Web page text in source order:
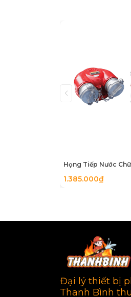
Xuất xứ
Bảo hành
3. Ứng
Khuôn viên
Tại Sao Nên
Việc sử dụng
83MEC, bạn
1.385.000₫
Đại lý thiết bị
Thanh Bình